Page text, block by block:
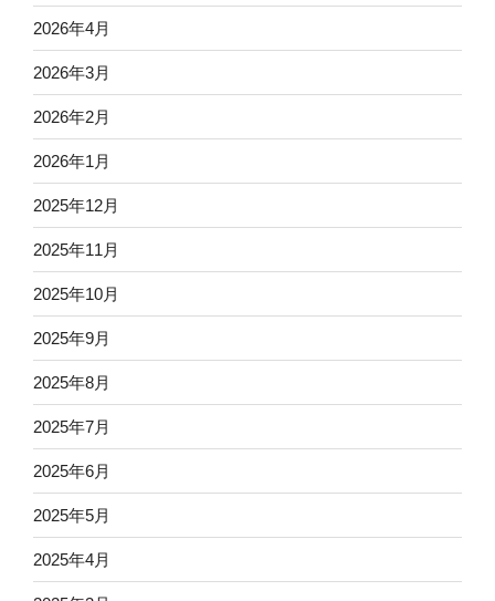
2026年4月
2026年3月
2026年2月
2026年1月
2025年12月
2025年11月
2025年10月
2025年9月
2025年8月
2025年7月
2025年6月
2025年5月
2025年4月